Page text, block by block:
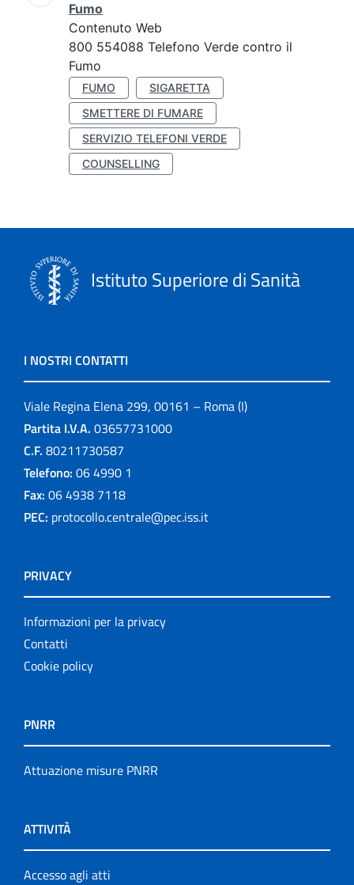
Fumo
Contenuto Web
800 554088 Telefono Verde contro il
Fumo
FUMO
SIGARETTA
SMETTERE DI FUMARE
SERVIZIO TELEFONI VERDE
COUNSELLING
Istituto Superiore di Sanità
I NOSTRI CONTATTI
Viale Regina Elena 299, 00161 – Roma (I)
Partita I.V.A. 03657731000
C.F. 80211730587
Telefono: 06 4990 1
Fax: 06 4938 7118
PEC: protocollo.centrale@pec.iss.it
PRIVACY
Informazioni per la privacy
Contatti
Cookie policy
PNRR
Attuazione misure PNRR
ATTIVITÀ
Accesso agli atti